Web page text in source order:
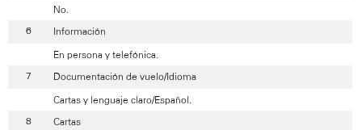
No.
Información
En persona y telefónica.
Documentación de vuelo/Idioma
Cartas y lenguaje claro/Español.
Cartas